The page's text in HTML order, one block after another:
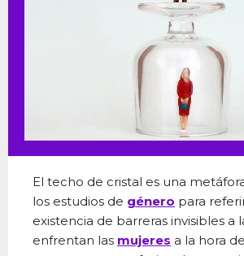
El techo de cristal es una
los estudios de género para
existencia de barreras invisibles a
enfrentan las mujeres a la hora